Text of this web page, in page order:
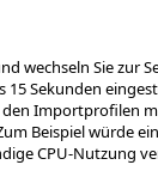
wechseln Sie zur
15 Sekunden
Importprofilen
Beispiel würde
CPU-Nutzung